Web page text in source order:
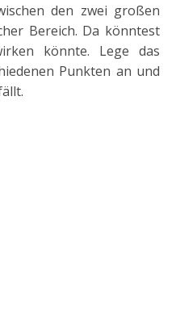
den zwei großen
Bereich. Da könntest
könnte. Lege das
Punkten an und